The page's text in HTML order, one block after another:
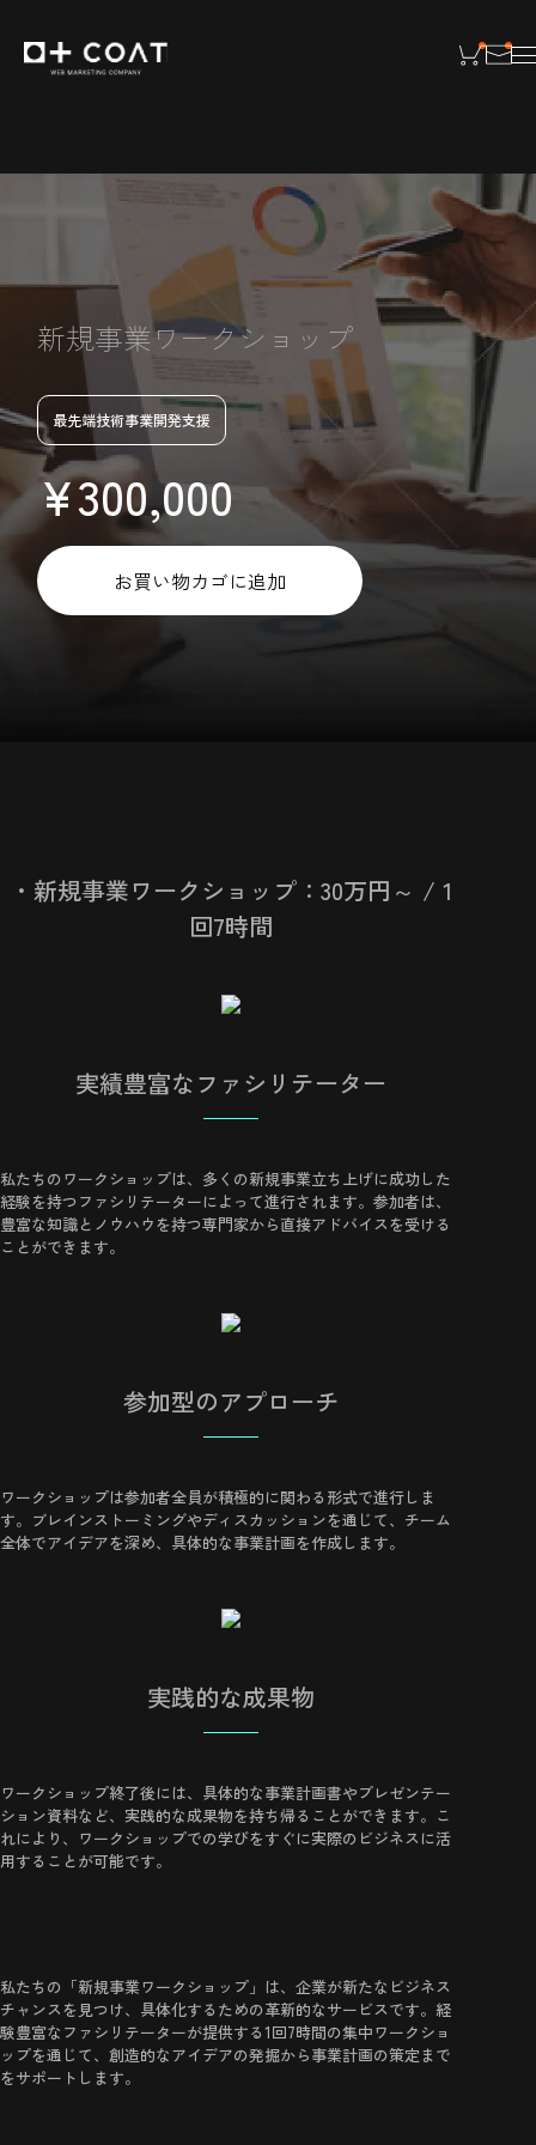
新規事業ワークショップ
¥300,000
新
規
事
業
ワ
お買い物カゴに追加
最先端技術事業開発支援
・新規事業ワークショップ：30万円～ / 1
回7時間
実績豊富なファシリテーター
私たちのワークショップは、多くの新規事業立ち上げに成功した
経験を持つファシリテーターによって進行されます。参加者は、
豊富な知識とノウハウを持つ専門家から直接アドバイスを受ける
ことができます。
参加型のアプローチ
ワークショップは参加者全員が積極的に関わる形式で進行しま
す。ブレインストーミングやディスカッションを通じて、チーム
全体でアイデアを深め、具体的な事業計画を作成します。
実践的な成果物
ワークショップ終了後には、具体的な事業計画書やプレゼンテー
ション資料など、実践的な成果物を持ち帰ることができます。こ
れにより、ワークショップでの学びをすぐに実際のビジネスに活
用することが可能です。
私たちの「新規事業ワークショップ」は、企業が新たなビジネス
チャンスを見つけ、具体化するための革新的なサービスです。経
験豊富なファシリテーターが提供する1回7時間の集中ワークショ
ップを通じて、創造的なアイデアの発掘から事業計画の策定まで
をサポートします。